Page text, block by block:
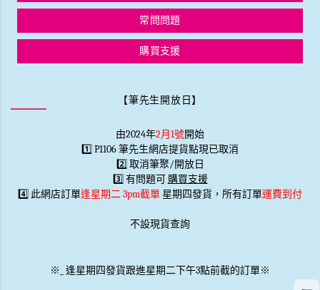
常問問題
購買支援
【筆先生開放日】
由2024年2月1號開始
1️⃣ P1106 筆先生網店提貨點現已取消
2️⃣ 取消筆聚/開放日
3️⃣ 有問題可 購買支援
4️⃣ 此網店訂單逢星期二 3pm截單 星期四發貨，所有訂單運費到付
不設現貨查詢
※ 逢星期四發貨跟進星期二下午3點前截的訂單※